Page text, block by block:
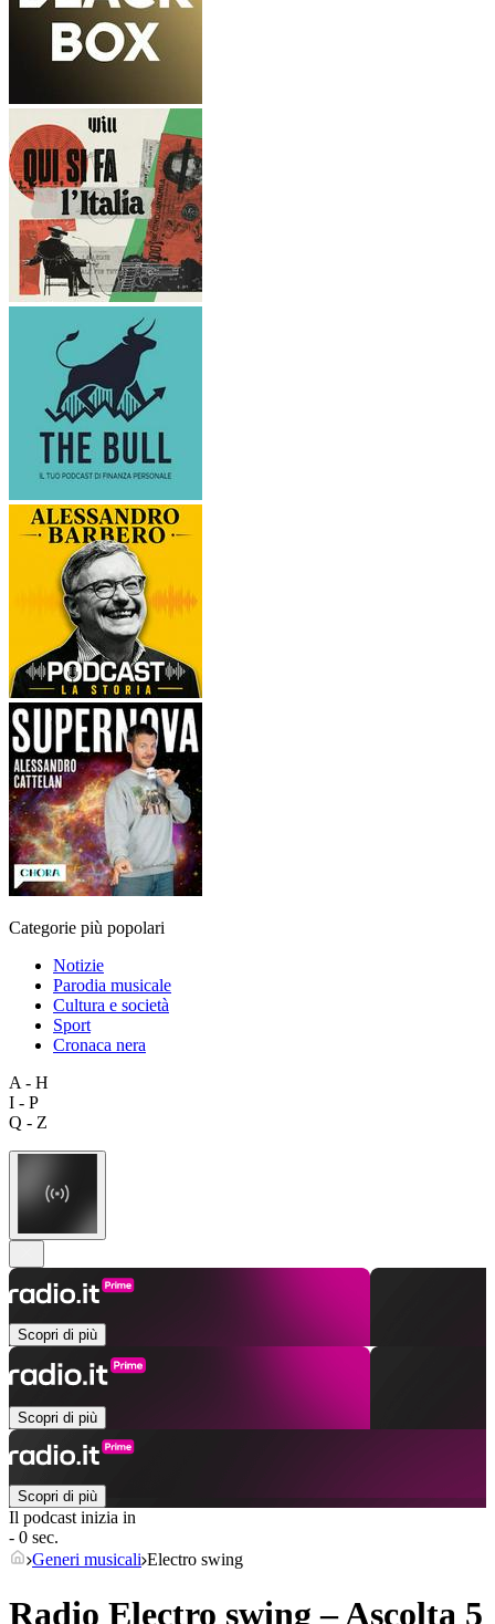
Categorie più popolari
Notizie
Parodia musicale
Cultura e società
Sport
Cronaca nera
A - H
I - P
Q - Z
Scopri di più
Scopri di più
Scopri di più
Il podcast inizia in
- 0 sec.
Generi musicali Electro swing
Radio Electro swing – Ascolta 5